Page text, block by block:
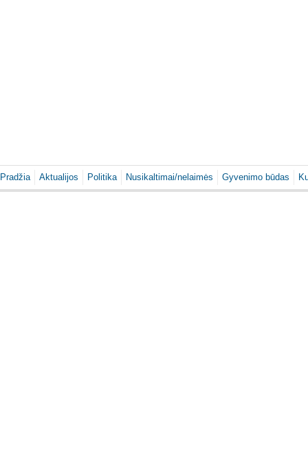
Pradžia Aktualijos Politika Nusikaltimai/nelaimės Gyvenimo būdas